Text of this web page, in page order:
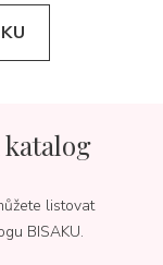
listovat
BISAKU.